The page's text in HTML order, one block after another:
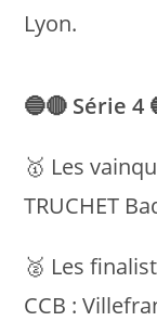
Lyon.
🔵🔴 Série 4
🥇 Les
TRUCHET
🥈 Les
CCB :